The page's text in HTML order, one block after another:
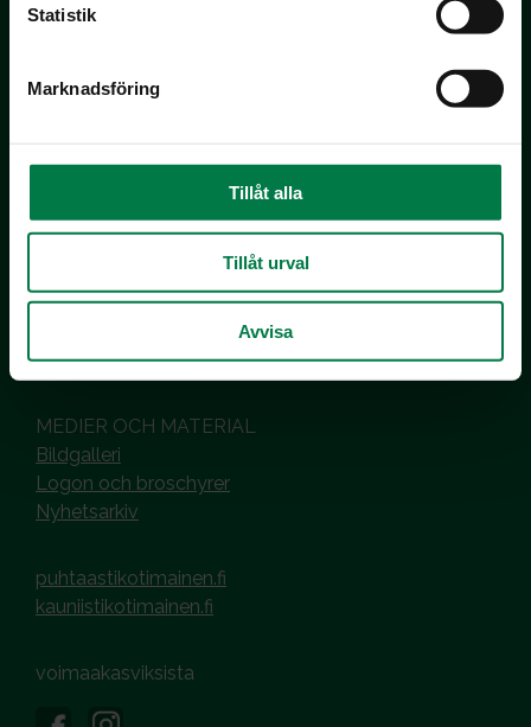
Statistik
Marknadsföring
Tillåt alla
Tillåt urval
Avvisa
Kotimaiset Kasvikset
Inhemska Trädgårdsprodukter
co MTK / Laatua Suomesta OY
00101 Helsinki
Dataskyddsbeskrivning
MEDIER OCH MATERIAL
Bildgalleri
Logon och broschyrer
Nyhetsarkiv
puhtaastikotimainen.fi
kauniistikotimainen.fi
voimaakasviksista